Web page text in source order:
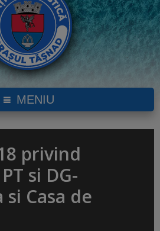
MENIU
privind
si DG-
Casa de